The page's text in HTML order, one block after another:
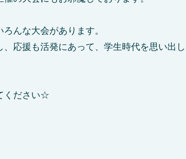
んな大会があります。
応援も活発にあって、学生時代を思い出し
ください☆